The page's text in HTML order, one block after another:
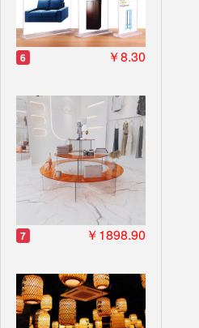
6 ￥8.30
7 ￥1898.90